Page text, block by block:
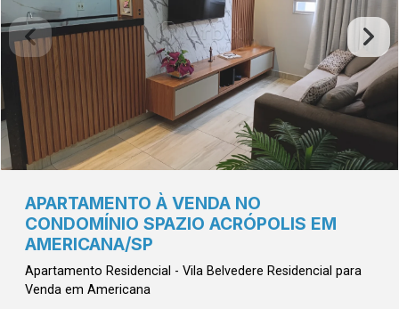
APARTAMENTO À VENDA NO
CONDOMÍNIO SPAZIO ACRÓPOLIS EM
AMERICANA/SP
Apartamento Residencial - Vila Belvedere Residencial para
Venda em Americana